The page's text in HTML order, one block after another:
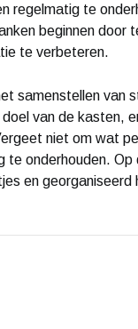
regelmatig te
beginnen door
te verbeteren.
samenstellen van
van de kasten,
niet om wat
onderhouden. Op
en georganiseerd